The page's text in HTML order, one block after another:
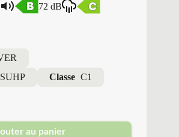
72 dB
Classe C1
au panier